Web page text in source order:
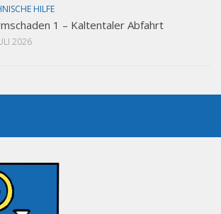
HILFE
1 – Kaltentaler Abfahrt
2026